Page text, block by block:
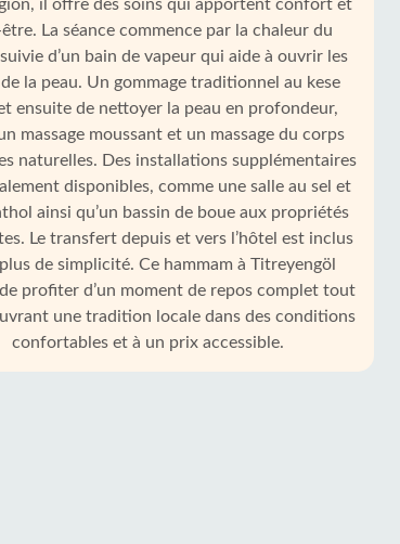
il offre des soins qui apportent confort et
La séance commence par la chaleur du
d’un bain de vapeur qui aide à ouvrir les
la peau. Un gommage traditionnel au kese
ensuite de nettoyer la peau en profondeur,
massage moussant et un massage du corps
naturelles. Des installations supplémentaires
disponibles, comme une salle au sel et
ainsi qu’un bassin de boue aux propriétés
Le transfert depuis et vers l’hôtel est inclus
de simplicité. Ce hammam à Titreyengöl
profiter d’un moment de repos complet tout
une tradition locale dans des conditions
confortables et à un prix accessible.